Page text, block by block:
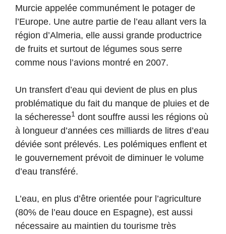
Murcie appelée communément le potager de
l’Europe. Une autre partie de l’eau allant vers la
région d’Almeria, elle aussi grande productrice
de fruits et surtout de légumes sous serre
comme nous l’avions montré en 2007.
Un transfert d’eau qui devient de plus en plus
problématique du fait du manque de pluies et de
la sécheresse1 dont souffre aussi les régions où
à longueur d’années ces milliards de litres d’eau
déviée sont prélevés. Les polémiques enflent et
le gouvernement prévoit de diminuer le volume
d’eau transféré.
L’eau, en plus d’être orientée pour l’agriculture
(80% de l’eau douce en Espagne), est aussi
nécessaire au maintien du tourisme très